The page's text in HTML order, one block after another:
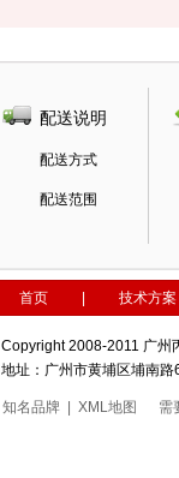
配送说明
配送方式
配送范围
首页 技术方案
Copyright 2008-2011 广州
地址：广州市黄埔区埔南
知名品牌 XML地图 需